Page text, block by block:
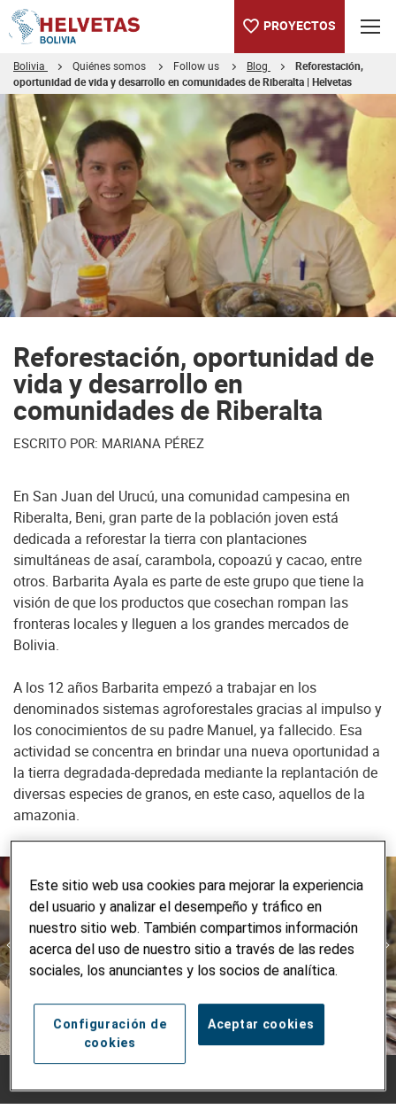
PROYECTOS
Bolivia Quiénes somos Follow us Blog
Reforestación,
oportunidad de vida y desarrollo en comunidades de Riberalta | Helvetas
Tabla de contenido
Reforestación, oportunidad de vida y desarrollo en
Reforestación, oportunidad de
vida y desarrollo en
comunidades de Riberalta
ESCRITO POR: MARIANA PÉREZ
En San Juan del Urucú, una comunidad campesina en
Riberalta, Beni, gran parte de la población joven está
dedicada a reforestar la tierra con plantaciones
simultáneas de asaí, carambola, copoazú y cacao, entre
otros. Barbarita Ayala es parte de este grupo que tiene la
visión de que los productos que cosechan rompan las
fronteras locales y lleguen a los grandes mercados de
Bolivia.
A los 12 años Barbarita empezó a trabajar en los
denominados sistemas agroforestales gracias al impulso y
los conocimientos de su padre Manuel, ya fallecido. Esa
actividad se concentra en brindar una nueva oportunidad a
la tierra degradada-depredada mediante la replantación de
diversas especies de granos, en este caso, aquellos de la
amazonia.
Este sitio web usa cookies para mejorar la experiencia
del usuario y analizar el desempeño y tráfico en
nuestro sitio web. También compartimos información
acerca del uso de nuestro sitio a través de las redes
sociales, los anunciantes y los socios de analítica.
Aceptar cookies
Configuración de
cookies